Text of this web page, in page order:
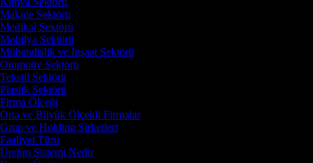
Makine Sektörü
Medikal Sektörü
Mobilya Sektörü
Mühendislik ve İnşaat Sektörü
Otomotiv Sektörü
Tekstil Sektörü
Plastik Sektörü
Firma Ölçeği
Orta ve Büyük Ölçekli Firmalar
Grup ve Holding Şirketleri
Faaliyet Türü
Üretim Sistemi Nedir